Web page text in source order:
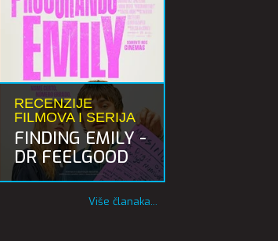
RECENZIJE
FILMOVA I SERIJA
FINDING EMILY -
DR FEELGOOD
Više članaka...